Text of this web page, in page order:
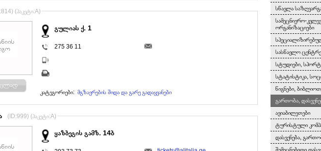
(პაკეტი:A)
გულიას ქ. 1
275 36 11
კატეგორიები: მგზავრების შიდა და გარე გადაყვანები
(ID:999) (პაკეტი:A)
ყაზბეგის გამზ. 14ბ
სწავლა
სამეცნიერო-
ორგანიზაციები
სასწავლო
სტუდიები,
სტატისტიკა,
წიგნები,
გართობა,
ავიაბილეთები
ტურისტული
დასვენება,
შემეცნებითი